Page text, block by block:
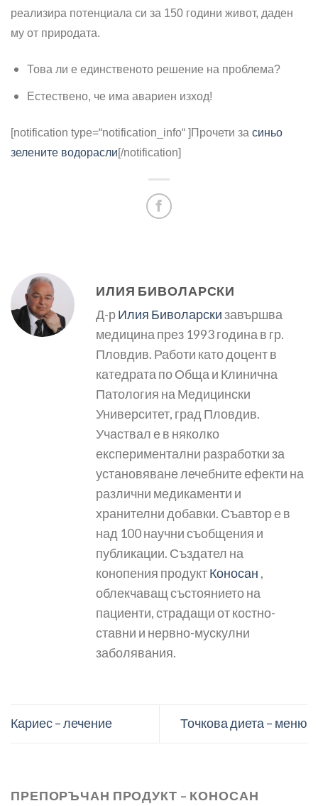
реализира потенциала си за 150 години живот, даден
му от природата.
Това ли е единственото решение на проблема?
Естествено, че има авариен изход!
[notification type=“notification_info“ ] Прочети за синьо
зелените водорасли[/notification]
ИЛИЯ БИВОЛАРСКИ
Д-рИлия Биволарскизавършва
медицина през 1993 година в гр.
Пловдив. Работи като доцент в
катедрата по Обща и Клинична
Патология на Медицински
Университет, град Пловдив.
Участвал е в няколко
експериментални разработки за
установяване лечебните ефекти на
различни медикаменти и
хранителни добавки. Съавтор е в
над 100 научни съобщения и
публикации. Създател на
конопения продуктКоносан ,
облекчаващ състоянието на
пациенти, страдащи от костно-
ставни и нервно-мускулни
заболявания.
Кариес – лечение Точкова диета – меню
ПРЕПОРЪЧАН ПРОДУКТ – КОНОСАН